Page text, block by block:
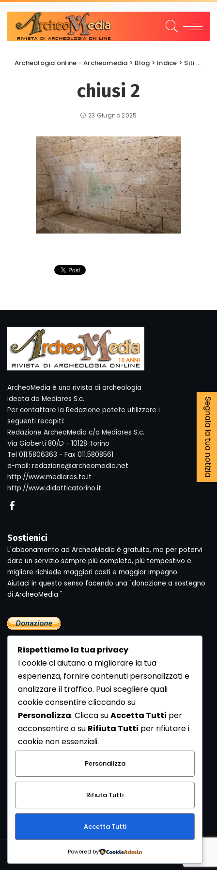
Archeologia online - Archeomedia > Blog > Indice > Siti archeologici
chiusi 2
23 Giugno 2025
Segnala la tua notizia
ArcheoMedia è una rivista di archeologia
ideata da Mediares S.c.
Per contattare la Redazione potete utilizzare i
seguenti recapiti:
Redazione ArcheoMedia c/o Mediares S.c.
Via Gioberti 80/D - 10128 Torino
Tel 011.5806363 - Fax 011.5808561
e-mail: redazione@archeomedia.net
http://www.mediares.to.it
http://www.didatticatorino.it
Sostienici
L'abbonamento ad ArcheoMedia è gratuito, ma per potervi
dare un servizio sempre più completo, più tempestivo e
migliore richiede maggiori costi e maggior impegno.
Aiutaci in questo senso facendo una "donazione a sostegno
di ArcheoMedia "
Newsletter
Se vuoi ricevere la Rivista gratuita di archeologia realizzata
dalla Redazione di ArcheoMedia iscriviti alla nostra
Newsletter [Clicca Qui]
Con l'invio del messaggio l'utente dichiara di aver letto
l’informativa sulla privacy e di acconsentire al trattamento
dei propri dati personali.
Copyright © 1999-2026Mediares S.c.PI 07341730013 - [
Rispettiamo la tua privacy
I cookie ci aiutano a migliorare la tua
esperienza, fornire contenuti personalizzati e
analizzare il traffico. Puoi scegliere quali
cookie consentire cliccando su
Personalizza. Clicca suAccetta Tutti per
acconsentire o su Rifiuta Tutti per rifiutare i
cookie non essenziali.
Personalizza
Rifiuta Tutti
Accetta Tutti
Powered by